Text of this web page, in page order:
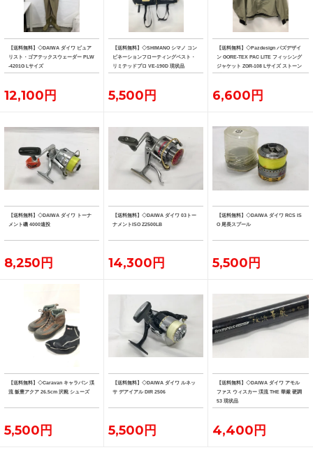
【送料無料】◇DAIWA ダイワ ピュア
リスト・ゴアテックスウェーダー PLW
-4201G Lサイズ
12,100円
【送料無料】◇SHIMANO シマノ コン
ビネーションフローティングベスト・
リミテッドプロ VE-190D 現状品
5,500円
【送料無料】◇Pazdesign パズデザイ
ン GORE-TEX PAC LITE フィッシング
ジャケット ZGR-108 Lサイズ ストーン
系カラー
6,600円
【送料無料】◇DAIWA ダイワ トーナ
メント磯 4000遠投
8,250円
【送料無料】◇DAIWA ダイワ 03トー
ナメントISO Z2500LB
14,300円
【送料無料】◇DAIWA ダイワ RCS IS
O 尾長スプール
5,500円
【送料無料】◇Caravan キャラバン 渓
流 飯豊アクア 26.5cm 沢靴 シューズ
5,500円
【送料無料】◇DAIWA ダイワ ルネッ
サ デアイアル DIR 2506
5,500円
【送料無料】◇DAIWA ダイワ アモル
ファス ウィスカー 渓流 THE 華厳 硬調
53 現状品
4,400円